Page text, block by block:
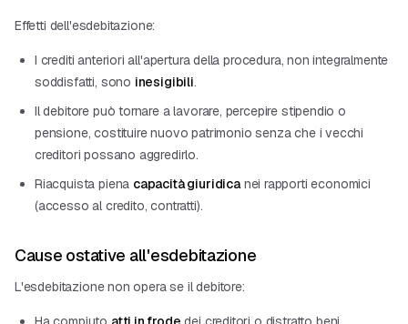
Effetti dell'esdebitazione:
I crediti anteriori all'apertura della procedura, non integralmente
soddisfatti, sono inesigibili.
Il debitore può tornare a lavorare, percepire stipendio o
pensione, costituire nuovo patrimonio senza che i vecchi
creditori possano aggredirlo.
Riacquista piena capacità giuridicanei rapporti economici
(accesso al credito, contratti).
Cause ostative all'esdebitazione
L'esdebitazione non opera se il debitore: